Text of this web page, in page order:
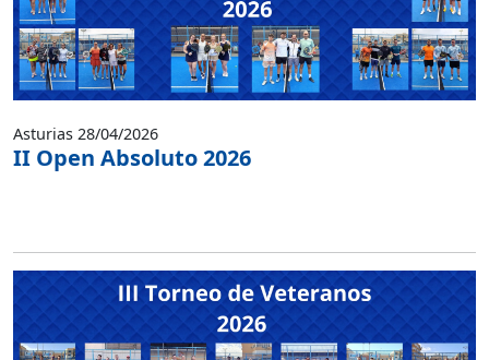
Asturias 28/04/2026
II Open Absoluto 2026